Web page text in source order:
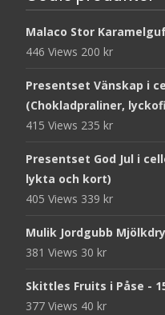
Malaco Stor
446 Views 200 kr
Presentset Vänskap i
(Chokladpraliner,
415 Views 235 kr
Presentset God Jul i
lykta och kort)
405 Views 339 kr
Mulik Jordgubb
381 Views 30 kr
Skittles Fruits i Påse -
377 Views 40 kr